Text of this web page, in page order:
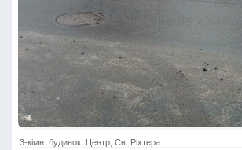
3-кімн. будинок, Центр, Св. Ріхтера